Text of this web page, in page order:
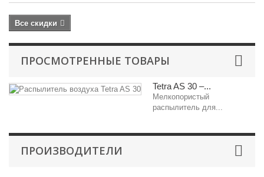
Все скидки
ПРОСМОТРЕННЫЕ ТОВАРЫ
Tetra AS 30 –...
Мелкопористый
распылитель для...
ПРОИЗВОДИТЕЛИ